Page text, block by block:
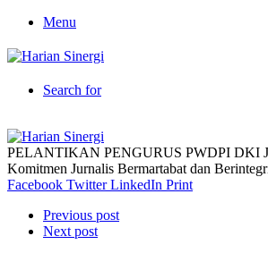
Menu
Search for
PELANTIKAN PENGURUS PWDPI DKI
Komitmen Jurnalis Bermartabat dan
Facebook Twitter LinkedIn Print
Previous post
Next post